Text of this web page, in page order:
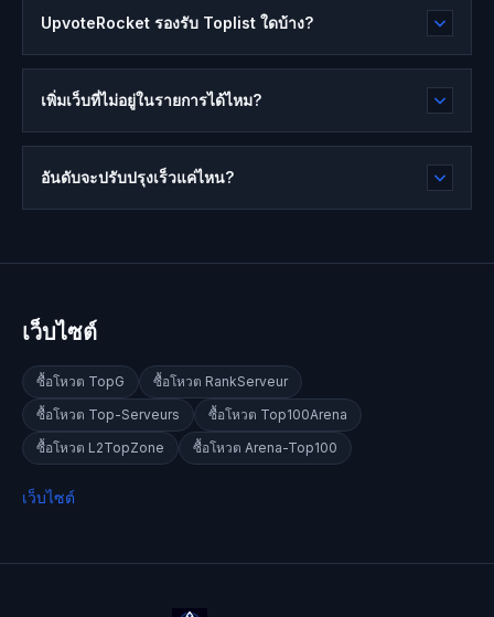
UpvoteRocket รองรับ Toplist ใดบ้าง?
เพิ่มเว็บที่ไม่อยู่ในรายการได้ไหม?
อันดับจะปรับปรุงเร็วแค่ไหน?
เว็บไซต์
ซื้อโหวต TopG ซื้อโหวต RankServeur
ซื้อโหวต Top-Serveurs ซื้อโหวต Top100Arena
ซื้อโหวต L2TopZone ซื้อโหวต Arena-Top100
เว็บไซต์